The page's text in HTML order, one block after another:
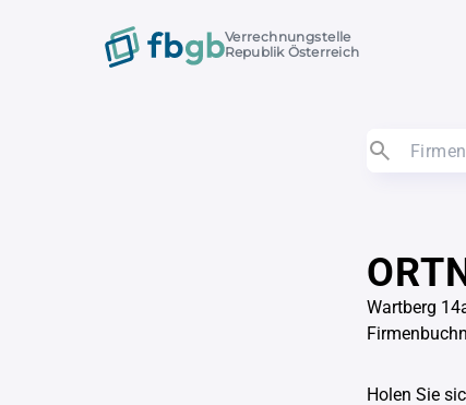
Verrechnungstelle
Republik Österreich
Wartberg
Holen Sie